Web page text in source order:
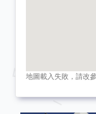
地圖載入失敗，請改